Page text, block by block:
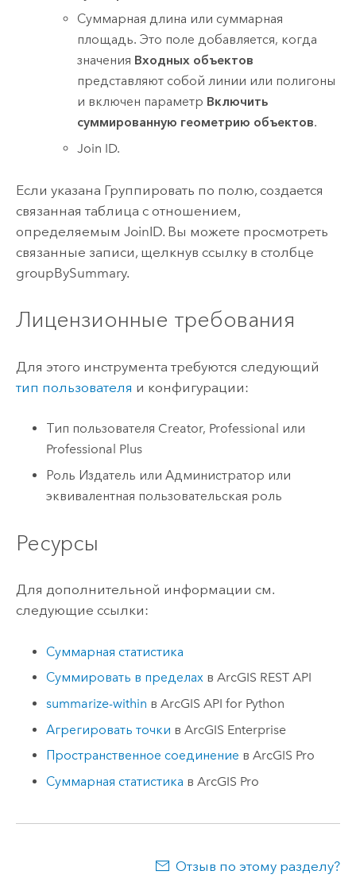
Суммарная длина или суммарная
площадь. Это поле добавляется, когда
значения Входных объектов
представляют собой линии или полигоны
и включен параметр Включить
суммированную геометрию объектов.
Join ID.
Если указана Группировать по полю, создается
связанная таблица с отношением,
определяемым JoinID. Вы можете просмотреть
связанные записи, щелкнув ссылку в столбце
groupBySummary.
Лицензионные требования
Для этого инструмента требуются следующий
тип пользователя и конфигурации:
Тип пользователя Creator, Professional или
Professional Plus
Роль Издатель или Администратор или
эквивалентная пользовательская роль
Ресурсы
Для дополнительной информации см.
следующие ссылки:
Суммарная статистика
Суммировать в пределах вArcGIS REST API
summarize-within вArcGIS API for Python
Агрегировать точки вArcGIS Enterprise
Пространственное соединение вArcGIS Pro
Суммарная статистика вArcGIS Pro
Отзыв по этому разделу?